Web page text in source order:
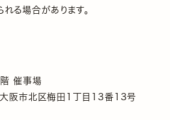
る場合があります。
催事場
市北区梅田1丁目13番13号